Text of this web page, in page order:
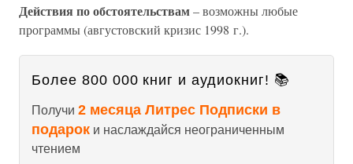
Действия по обстоятельствам– возможны любые
программы (августовский кризис 1998 г.).
Более 800 000 книг и аудиокниг! 📚
Получи 2 месяца Литрес Подписки в
подарок и наслаждайся неограниченным
чтением